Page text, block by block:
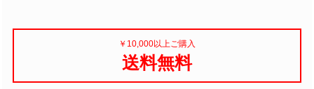
￥10,000以上ご購入
送料無料